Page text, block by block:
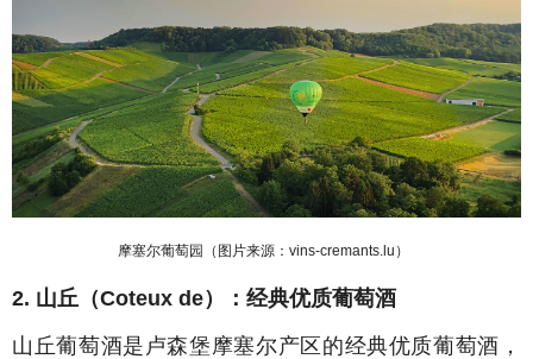
摩塞尔葡萄园（图片来源： vins-cremants.lu ）
2. 山丘（Coteux de）：经典优质葡萄酒
山丘葡萄酒是卢森堡摩塞尔产区的经典优质葡萄酒，